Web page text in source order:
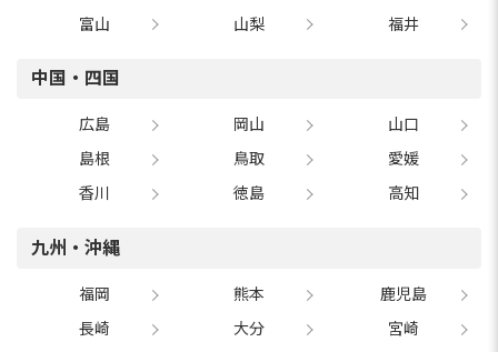
富山
山梨 福井
中国・四国
広島 岡山
山口
島根
鳥取
愛媛
香川
徳島 高知
九州・沖縄
福岡 熊本
鹿児島
長崎
大分
宮崎